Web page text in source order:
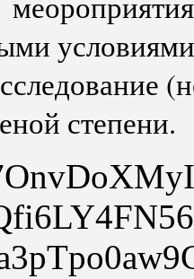
условиями
степени.